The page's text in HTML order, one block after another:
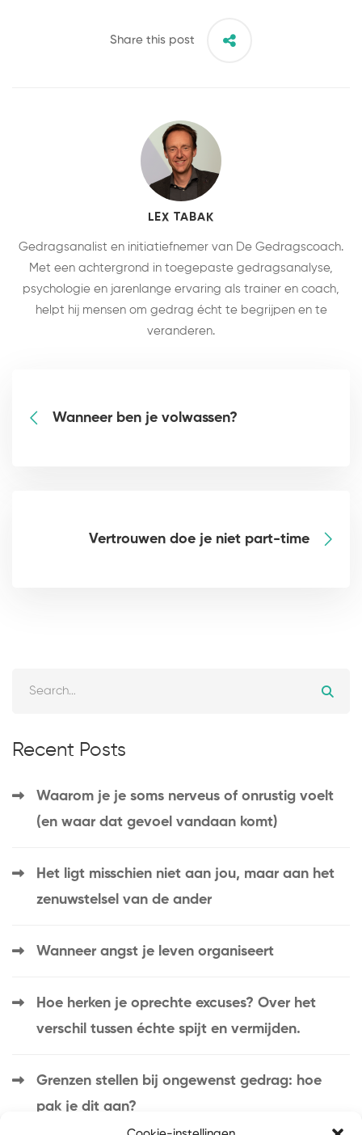
Share this post
LEX TABAK
Gedragsanalist en initiatiefnemer van De Gedragscoach.
Met een achtergrond in toegepaste gedragsanalyse,
psychologie en jarenlange ervaring als trainer en coach,
helpt hij mensen om gedrag écht te begrijpen en te
veranderen.
Wanneer ben je volwassen?
Vertrouwen doe je niet part-time
Recent Posts
Waarom je je soms nerveus of onrustig voelt
(en waar dat gevoel vandaan komt)
Het ligt misschien niet aan jou, maar aan het
zenuwstelsel van de ander
Wanneer angst je leven organiseert
Hoe herken je oprechte excuses? Over het
verschil tussen échte spijt en vermijden.
Grenzen stellen bij ongewenst gedrag: hoe
pak je dit aan?